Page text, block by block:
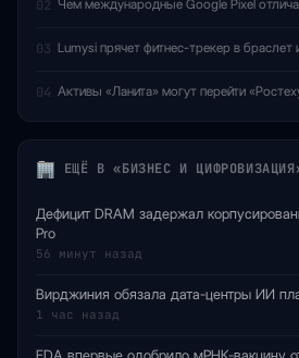
02 Чем международные Google Pixel
03 Lumysi прячет фитнес-трекер в браслет
04 Активы «Ланита» могут перейти
ЕЩЁ В «БИЗНЕС И
Дефицит DRAM задержал
Pro
56 минут назад
Вирджиния обязала дата-центры ИИ
1 час назад